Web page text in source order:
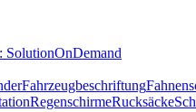
SolutionOnDemand
Fahrzeugbeschriftung
RegenschirmeRucksäcke